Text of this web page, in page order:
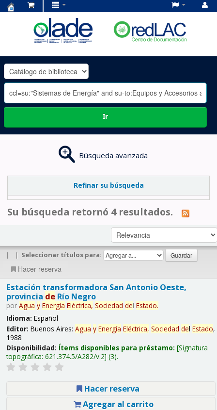
OLADE
-
Ir
Búsqueda avanzada
Refinar su búsqueda
Su búsqueda retornó 4 resultados.
| | Seleccionar títulos para:
Hacer reserva
Estación transformadora San Antonio Oeste,
provincia deRío Negro
por Agua y Energía Eléctrica, Sociedad del Estado.
Idioma: Español
Editor: Buenos Aires: Agua y Energía Eléctrica, Sociedad del Estado,
1988
Disponibilidad: Ítems disponibles para préstamo: Signatura
topográfica: 621.374.5/A282/v.2 (3).
Hacer reserva
Agregar al carrito